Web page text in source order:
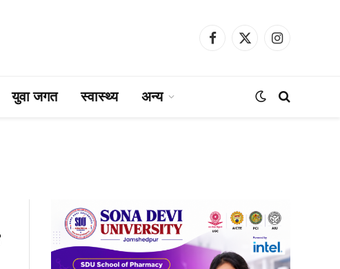
Facebook
X
Instagram
युवा जगत स्वास्थ्य अन्य